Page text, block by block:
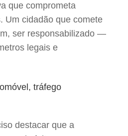
que comprometa
Um cidadão que comete
ser responsabilizado —
legais e
destacar que a